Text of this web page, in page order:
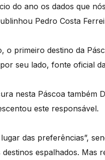
do ano os dados que
Pedro Costa
o primeiro destino da
seu lado, fonte oficial
nesta Páscoa também
este responsável.
das preferências”,
espalhados. Mas